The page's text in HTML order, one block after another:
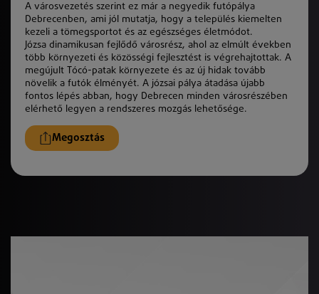
A városvezetés szerint ez már a negyedik futópálya
Debrecenben, ami jól mutatja, hogy a település kiemelten
kezeli a tömegsportot és az egészséges életmódot.
Józsa dinamikusan fejlődő városrész, ahol az elmúlt években
több környezeti és közösségi fejlesztést is végrehajtottak. A
megújult Tócó-patak környezete és az új hidak tovább
növelik a futó k élményét. A józsai pálya átadása újabb
fontos lépés abban, hogy Debrecen minden városrészében
elérhető legyen a rendszeres mozgás lehetősége.
Megosztás